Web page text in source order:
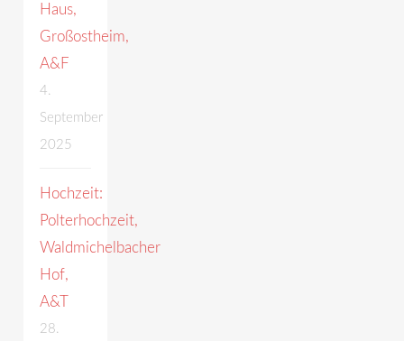
Haus,
Großostheim,
A&F
4.
September
2025
Hochzeit:
Polterhochzeit,
Waldmichelbacher
Hof,
A&T
28.